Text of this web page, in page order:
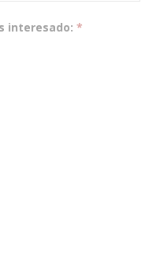
interesado: *